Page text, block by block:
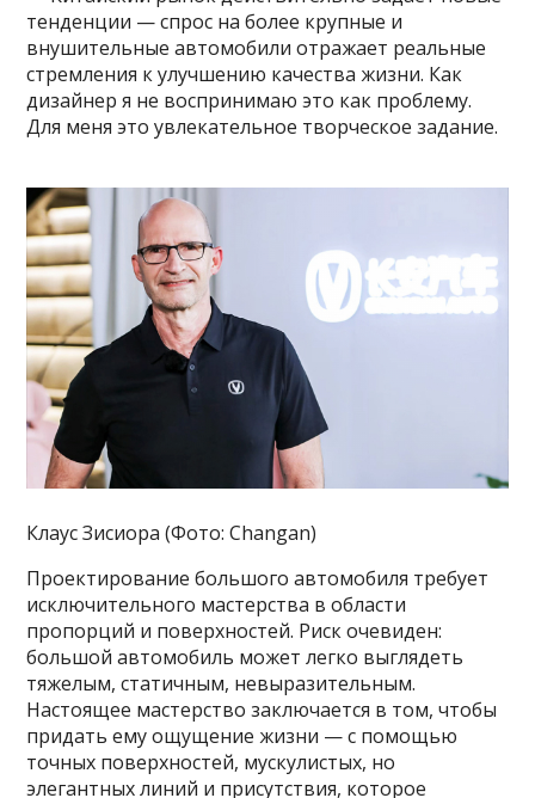
тенденции — спрос на более крупные и
внушительные автомобили отражает реальные
стремления к улучшению качества жизни. Как
дизайнер я не воспринимаю это как проблему.
Для меня это увлекательное творческое задание.
Клаус Зисиора (Фото: Changan)
Проектирование большого автомобиля требует
исключительного мастерства в области
пропорций и поверхностей. Риск очевиден:
большой автомобиль может легко выглядеть
тяжелым, статичным, невыразительным.
Настоящее мастерство заключается в том, чтобы
придать ему ощущение жизни — с помощью
точных поверхностей, мускулистых, но
элегантных линий и присутствия, которое